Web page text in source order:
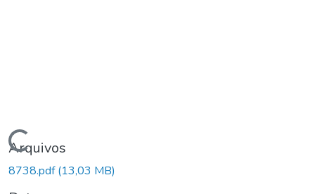
Carregando...
Arquivos
8738.pdf(13,03 MB)